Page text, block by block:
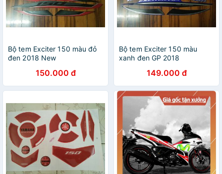
Bộ tem Exciter 150 màu đỏ
đen 2018 New
150.000 đ
Bộ tem Exciter 150 màu
xanh đen GP 2018
149.000 đ